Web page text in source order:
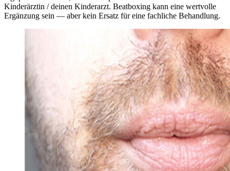
Kinderärztin / deinen Kinderarzt. Beatboxing kann eine wertvolle
Ergänzung sein — aber kein Ersatz für eine fachliche Behandlung.